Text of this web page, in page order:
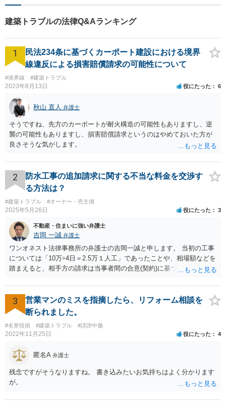
なんでもご相談ください。将
来を見据えた適切なソリュー
ションをご提案いたします。
建築トラブルの法律Q&Aランキング
1
民法234条に基づくカーポート建設における境界
線違反による損害賠償請求の可能性について
#境界線 #建築トラブル
2023年8月13日 役にたった 6
秋山 直人 弁護士
そうですね、先方のカーポートが耐火構造の可能性もありますし、逆
襲の可能性もありますし、損害賠償請求というのはやめておいた方が
良さそうな気がします。
2
防水工事の追加請求に関する不当な料金を交渉す
る方法は？
#建築トラブル #オーナー・売主側
2025年5月26日 役にたった 3
不動産・住まいに強い弁護士
吉岡 一誠 弁護士
ワンオネスト法律事務所の弁護士の吉岡一誠と申します。 当初の工事
については「10万÷4日＝2.5万１人工」であったことや、相場額などを
踏まえると、相手方の請求は当事者間の合意(契約)に基づかない不当な
か支払う意向がない旨を伝えて、減額の交渉をすべきでしょう。 相手
方の立場としても、裁判を起こす時間や労力、経済的コストその他裁
判が終わるまでキャッシュが入ってこないことなどがネックになり得
るでしょうから、減額に応じてくる可能性は大いにあるかと思いま
す。
3
営業マンのミスを指摘したら、リフォーム相談を
断られました。
#名誉毀損 #建築トラブル #誹謗中傷
2022年11月25日 役にたった 4
匿名A 弁護士
残念ですがそうなりますね。 書き込みたいお気持ちはよく分かります
が。